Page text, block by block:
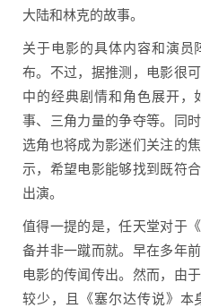
大陆和林克的故事。
关于电影的具体内容和演
布。不过，据推测，电影很
中的经典剧情和角色展开
事、三角力量的争夺等。同
选角也将成为影迷们关注的
示，希望电影能够找到既符
出演。
值得一提的是，任天堂对于
备并非一蹴而就。早在多年
电影的传闻传出。然而，由
较少，且《塞尔达传说》本